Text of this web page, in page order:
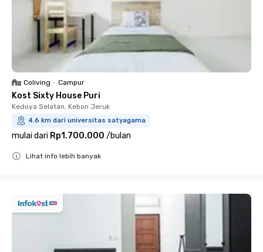
Coliving • Campur
Kost Sixty House Puri
Kedoya Selatan, Kebon Jeruk
4.6 km dari universitas satyagama
mulai dari Rp1.700.000 /bulan
Lihat info lebih banyak